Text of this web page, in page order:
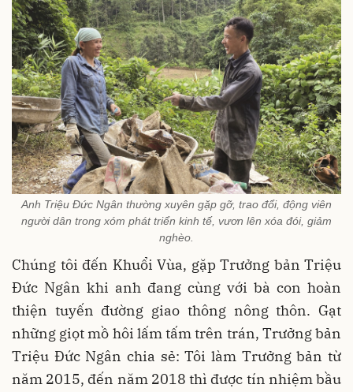
Anh Triệu Đức Ngân thường xuyên gặp gỡ, trao đổi, động viên
người dân trong xóm phát triển kinh tế, vươn lên xóa đói, giảm
nghèo.
Chúng tôi đến Khuổi Vùa, gặp Trưởng bản Triệu
Đức Ngân khi anh đang cùng với bà con hoàn
thiện tuyến đường giao thông nông thôn. Gạt
những giọt mồ hôi lấm tấm trên trán, Trưởng bản
Triệu Đức Ngân chia sẻ: Tôi làm Trưởng bản từ
năm 2015, đến năm 2018 thì được tín nhiệm bầu